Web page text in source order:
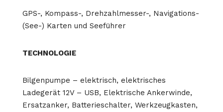
GPS-, Kompass-, Drehzahlmesser-, Navigations-
(See-) Karten und Seeführer
TECHNOLOGIE
Bilgenpumpe – elektrisch, elektrisches
Ladegerät 12V – USB, Elektrische Ankerwinde,
Ersatzanker, Batterieschalter, Werkzeugkasten,